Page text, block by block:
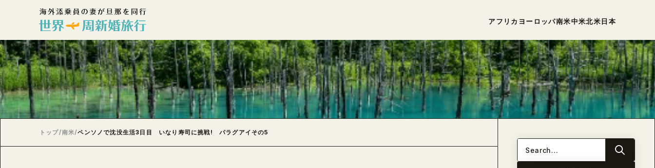
アフリカ ヨーロッパ南米中米北米日本
トップ/南米/ペンソノで沈没生活3日目 いなり寿司に挑戦! パラグアイその5